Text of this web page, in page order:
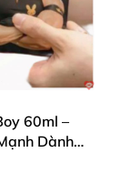
60ml –
Dành